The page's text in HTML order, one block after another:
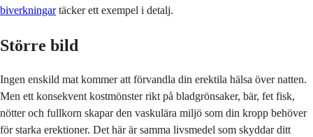
biverkningartäcker ett exempel i detalj.
Större bild
Ingen enskild mat kommer att förvandla din erektila hälsa över natten.
Men ett konsekvent kostmönster rikt på bladgrönsaker, bär, fet fisk,
nötter och fullkorn skapar den vaskulära miljö som din kropp behöver
för starka erektioner. Det här är samma livsmedel som skyddar ditt